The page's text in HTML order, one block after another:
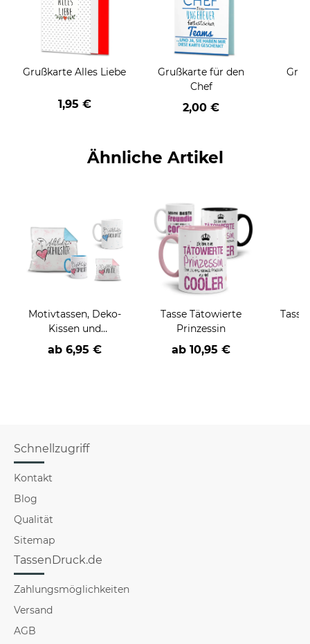
Grußkarte Alles Liebe
1,95 €
Grußkarte für den
Chef
2,00 €
Ähnliche Artikel
Motivtassen, Deko-
Kissen und
Geschenke-Sets für
die Familie
ab 6,95 €
Tasse Tätowierte
Prinzessin
ab 10,95 €
Schnellzugriff
Kontakt
Blog
Qualität
Sitemap
TassenDruck.de
Zahlungsmöglichkeiten
Versand
AGB